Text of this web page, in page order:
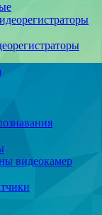
видеокамер